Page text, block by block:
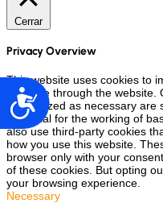
Accesibilidad
Cerrar
Privacy Overview
This website uses cookies to
navigate through the
categorized as necessary
essential for the working of
also use third-party cookies
how you use this website.
browser only with your
of these cookies. But opting
your browsing experience.
Necessary